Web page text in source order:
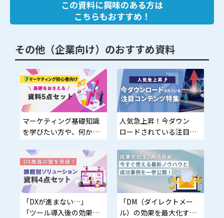
この資料に興味のある方は
こちらもおすすめ！
その他（企業向け）のおすすめ資料
マーケティング基礎知識
を学びたい方や、何から
い方に最適
人気急上昇！今ダウン
ロードされている注目コ
「DXが進まない…」
「ツール導入後の効果が
「DM（ダイレクトメー
ル）の効果を最大化する